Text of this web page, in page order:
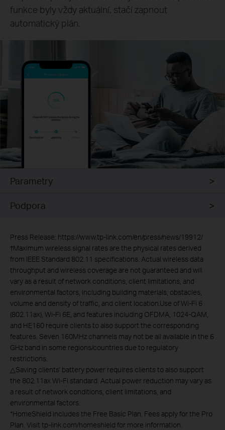
funkce byly vždy aktuální, stačí zapnout
automatický plán.
Parametry
Podpora
Press Release: https://www.tp-link.com/en/press/news/19912/
†Maximum wireless signal rates are the physical rates derived
from IEEE Standard 802.11 specifications. Actual wireless data
throughput and wireless coverage are not guaranteed and will
vary as a result of network conditions, client limitations, and
environmental factors, including building materials, obstacles,
volume and density of traffic, and client location.Use of Wi-Fi 6
(802.11ax), Wi-Fi 6E, and features including OFDMA, 1024-QAM,
and HE160 require clients to also support the corresponding
features. Seven 160MHz channels may not be all available in the 6
GHz band in some regions/countries due to regulatory
restrictions.
△Saving clients' battery power requires clients to also support
the 802.11ax Wi-Fi standard. Actual power reduction may vary as
a result of network conditions, client limitations, and
environmental factors.
*HomeShield includes the Free Basic Plan. Fees apply for the Pro
Plan. Visit tp-link.com/homeshield for more information.